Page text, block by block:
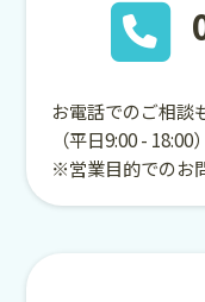
お電話でのご相談
（平日9:00 - 18:00）
※営業目的でのお